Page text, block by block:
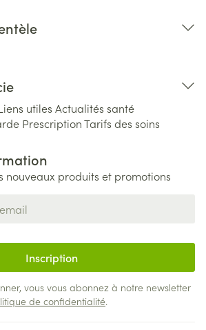
utiles Actualités santé
PrescriptionTarifs des soins
nouveaux produits et promotions
Inscription
vous vous abonnez à notre newsletter
de confidentialité.